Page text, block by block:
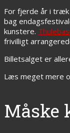
For fjerde år i træk
bag
kunstere.
frivilligt
Billetsalget er
Læs meget mere
Måske